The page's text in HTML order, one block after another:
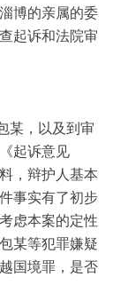
博的亲属的委
起诉和法院审
，以及到审
起诉意见
，辩护人基本
事实有了初步
虑本案的定性
某等犯罪嫌疑
国境罪，是否